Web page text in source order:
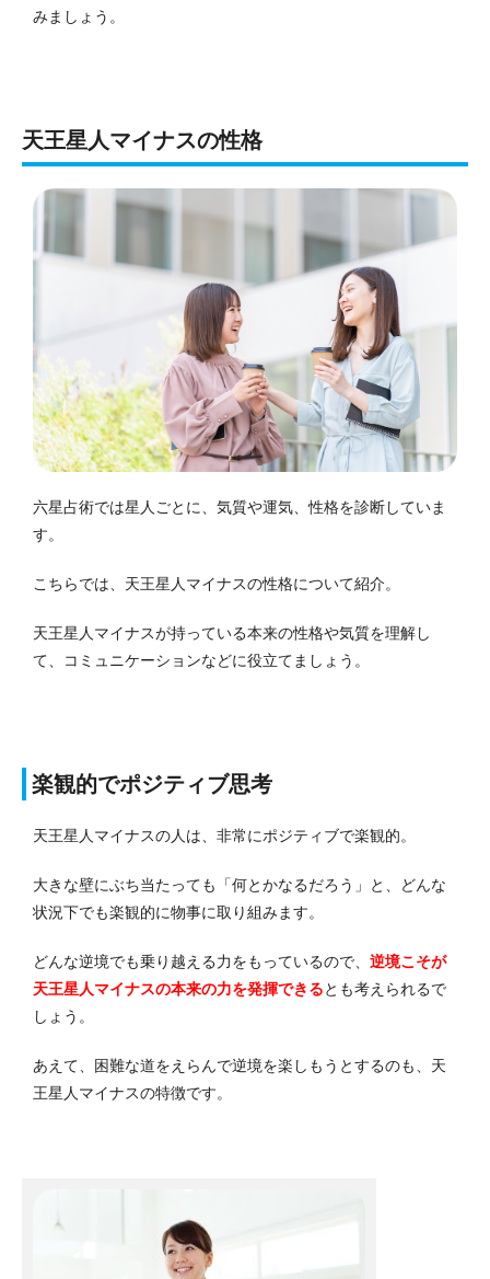
みましょう。
天王星人マイナスの性格
六星占術では星人ごとに、気質や運気、性格を診断していま
す。
こちらでは、天王星人マイナスの性格について紹介。
天王星人マイナスが持っている本来の性格や気質を理解し
て、コミュニケーションなどに役立てましょう。
楽観的でポジティブ思考
天王星人マイナスの人は、非常にポジティブで楽観的。
大きな壁にぶち当たっても「何とかなるだろう」と、どんな
状況下でも楽観的に物事に取り組みます。
どんな逆境でも乗り越える力をもっているので、 逆境こそが
天王星人マイナスの本来の力を発揮できるとも考えられるで
しょう。
あえて、困難な道をえらんで逆境を楽しもうとするのも、天
王星人マイナスの特徴です。